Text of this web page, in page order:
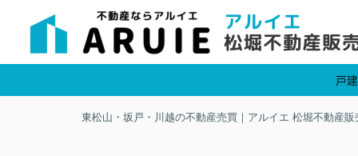
戸
東松山・坂戸・川越の不動産売買｜アルイエ 松堀不動産販